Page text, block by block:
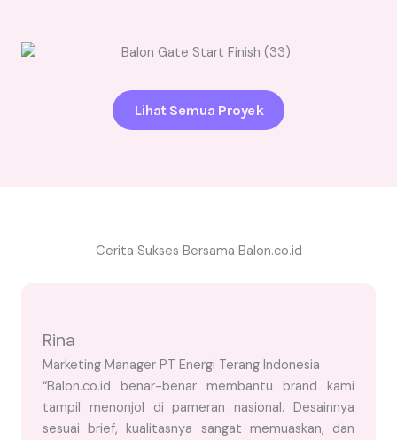
Lihat Semua Proyek
Cerita Sukses Bersama Balon.co.id
Rina
Marketing Manager PT Energi Terang Indonesia
“Balon.co.id benar-benar membantu brand kami
tampil menonjol di pameran nasional. Desainnya
sesuai brief, kualitasnya sangat memuaskan, dan